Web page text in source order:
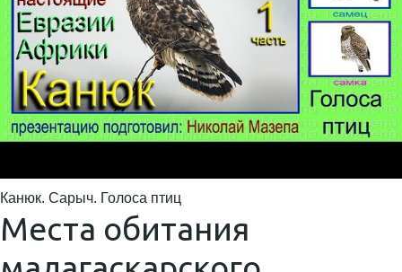
Канюк. Сарыч. Голоса птиц
Места обитания